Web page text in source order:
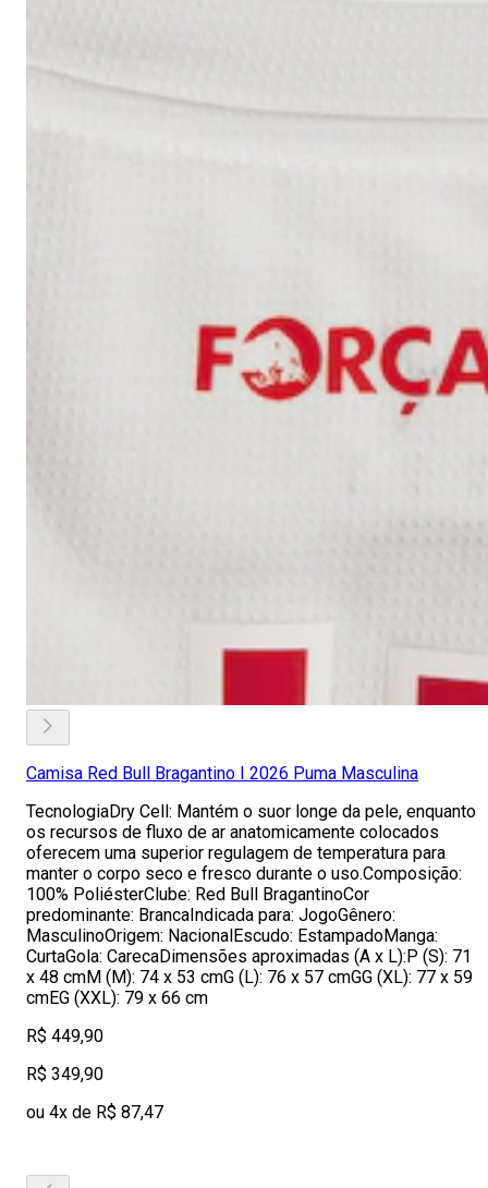
Camisa Red Bull Bragantino I 2026 Puma Masculina
TecnologiaDry Cell: Mantém o suor longe da pele, enquanto
os recursos de fluxo de ar anatomicamente colocados
oferecem uma superior regulagem de temperatura para
manter o corpo seco e fresco durante o uso.Composição:
100% PoliésterClube: Red Bull BragantinoCor
predominante: BrancaIndicada para: JogoGênero:
MasculinoOrigem: NacionalEscudo: EstampadoManga:
CurtaGola: CarecaDimensões aproximadas (A x L):P (S): 71
x 48 cmM (M): 74 x 53 cmG (L): 76 x 57 cmGG (XL): 77 x 59
cmEG (XXL): 79 x 66 cm
R$ 449,90
R$ 349,90
ou 4x de R$ 87,47